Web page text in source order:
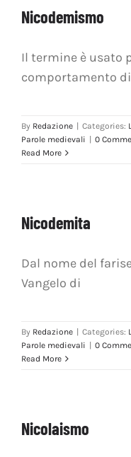
Nicodemismo
Il termine è usato
comportamento
By Redazione | Categories:
Parole medievali | 0
Read More
Nicodemita
Dal nome del
Vangelo di
By Redazione | Categories:
Parole medievali | 0
Read More
Nicolaismo